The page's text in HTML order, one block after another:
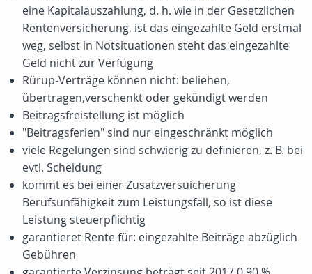
eine Kapitalauszahlung, d. h. wie in der Gesetzlichen
Rentenversicherung, ist das eingezahlte Geld erstmal
weg, selbst in Notsituationen steht das eingezahlte
Geld nicht zur Verfügung
Rürup-Verträge können nicht: beliehen,
übertragen,verschenkt oder gekündigt werden
Beitragsfreistellung ist möglich
"Beitragsferien" sind nur eingeschränkt möglich
viele Regelungen sind schwierig zu definieren, z. B. bei
evtl. Scheidung
kommt es bei einer Zusatzversuicherung
Berufsunfähigkeit zum Leistungsfall, so ist diese
Leistung steuerpflichtig
garantieret Rente für: eingezahlte Beiträge abzüglich
Gebühren